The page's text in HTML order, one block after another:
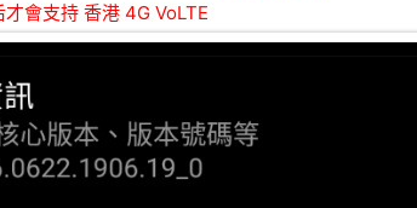
會支持 香港 4G VoLTE